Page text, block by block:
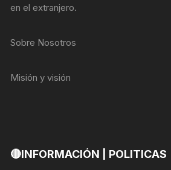
en el extranjero.
Sobre Nosotros
Misión y visión
🔴INFORMACIÓN | POLITICAS